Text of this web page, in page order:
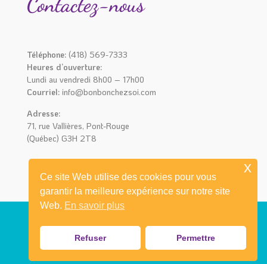
Téléphone:(418) 569-7333
Heures d’ouverture:
Lundi au vendredi 8h00 – 17h00
Courriel:info@bonbonchezsoi.com
Adresse:
71, rue Vallières, Pont-Rouge
(Québec) G3H 2T8
Ce site Web utilise des cookies pour vous
garantir la meilleure expérience sur notre site
Web. En savoir plus
Refuser Permettre
x